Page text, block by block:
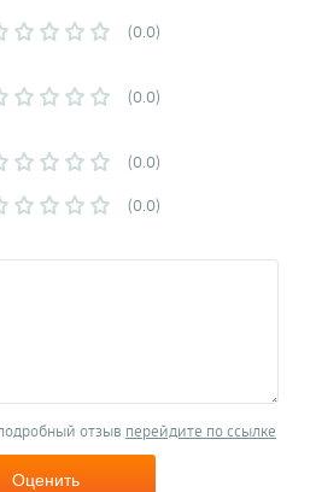
(0.0)
(0.0)
(0.0)
(0.0)
отзыв перейдите по ссылке
Оценить